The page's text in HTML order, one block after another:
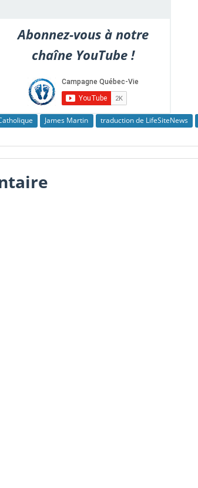
Abonnez-vous à notre
chaîne YouTube !
James Martin traduction de LifeSiteNews